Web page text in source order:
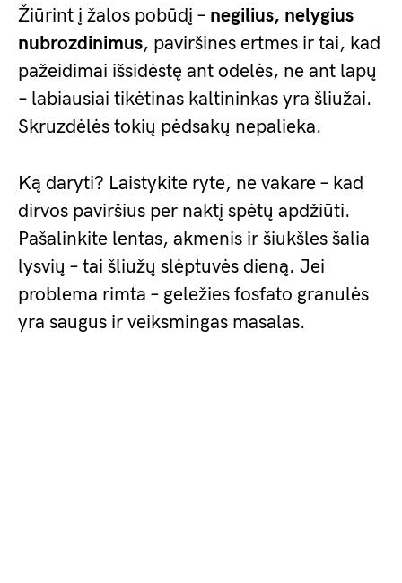
Žiūrint į žalos pobūdį – negilius, nelygius
nubrozdinimus, paviršines ertmes ir tai, kad
pažeidimai išsidėstę ant odelės, ne ant lapų
– labiausiai tikėtinas kaltininkas yra šliužai.
Skruzdėlės tokių pėdsakų nepalieka.
Ką daryti? Laistykite ryte, ne vakare – kad
dirvos paviršius per naktį spėtų apdžiūti.
Pašalinkite lentas, akmenis ir šiukšles šalia
lysvių – tai šliužų slėptuvės dieną. Jei
problema rimta – geležies fosfato granulės
yra saugus ir veiksmingas masalas.